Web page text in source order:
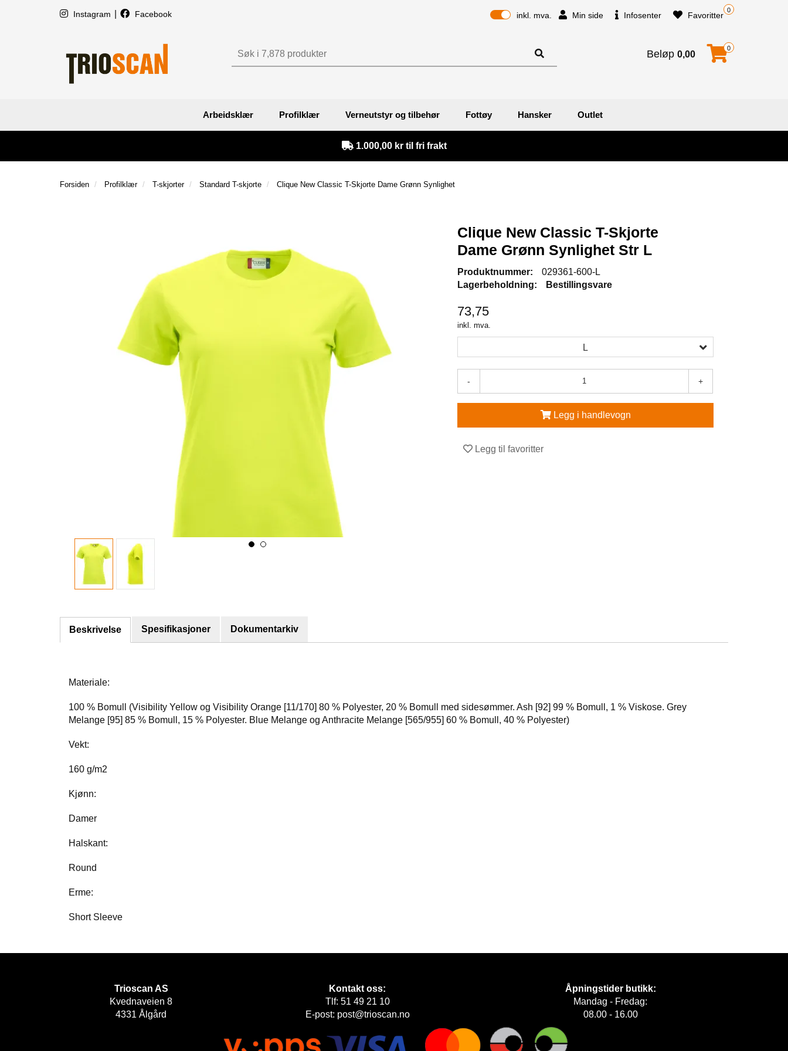
Instagram Facebook inkl. mva. Min side Infosenter
0
Favoritter
Beløp 0,00
0
Arbeidsklær Profilklær Verneutstyr og tilbehør Fottøy Hansker Outlet
1.000,00 kr til fri frakt
Forsiden Profilklær T-skjorter Standard T-skjorte Clique New Classic T-Skjorte Dame Grønn Synlighet
Clique New Classic T-Skjorte
Dame Grønn Synlighet Str L
Produktnummer:
029361-600-L
Lagerbeholdning:
Bestillingsvare
73,75
inkl. mva.
L
- +
Legg i handlevogn
Legg til favoritter
Beskrivelse Spesifikasjoner Dokumentarkiv
Materiale:
100 % Bomull (Visibility Yellow og Visibility Orange [11/170] 80 % Polyester, 20 % Bomull med sidesømmer. Ash [92] 99 % Bomull, 1 % Viskose. Grey
Melange [95] 85 % Bomull, 15 % Polyester. Blue Melange og Anthracite Melange [565/955] 60 % Bomull, 40 % Polyester)
Vekt:
160 g/m2
Kjønn:
Damer
Halskant:
Round
Erme:
Short Sleeve
Trioscan AS
Kvednaveien 8
4331 Ålgård
Kontakt oss:
Tlf: 51 49 21 10
E-post: post@trioscan.no
Åpningstider butikk:
Mandag - Fredag:
08.00 - 16.00